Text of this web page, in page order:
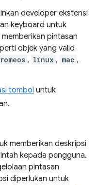
developer ekstensi
keyboard untuk
pintasan
objek yang valid
, linux , mac ,
tombol untuk
memberikan deskripsi
kepada pengguna.
pintasan
diperlukan untuk